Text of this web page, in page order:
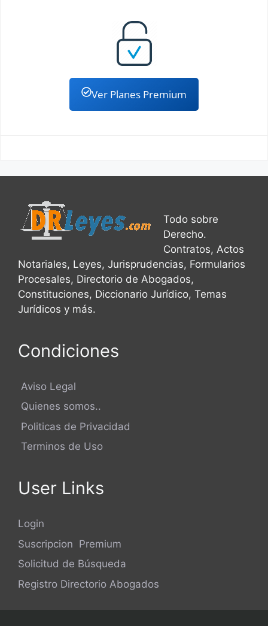
Ver Planes Premium
Todo sobre
Derecho.
Contratos, Actos
Notariales, Leyes, Jurisprudencias, Formularios
Procesales, Directorio de Abogados,
Constituciones, Diccionario Jurídico, Temas
Jurídicos y más.
Condiciones
Aviso Legal
Quienes somos..
Politicas de Privacidad
Terminos de Uso
User Links
Login
Suscripcion Premium
Solicitud de Búsqueda
Registro Directorio Abogados